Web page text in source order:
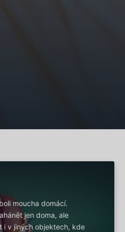
moucha domácí.
jen doma, ale
i v jiných objektech, kde